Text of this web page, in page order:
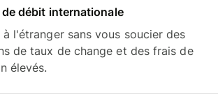
de débit internationale
à l'étranger sans vous soucier des
de taux de change et des frais de
élevés.